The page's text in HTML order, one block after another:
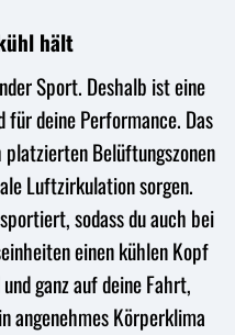
hält
Sport. Deshalb ist eine
deine Performance. Das
Belüftungszonen
Luftzirkulation sorgen.
sodass du auch bei
einen kühlen Kopf
ganz auf deine Fahrt,
angenehmes Körperklima